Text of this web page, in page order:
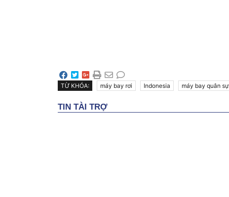
TỪ KHÓA: máy bay rơi Indonesia máy bay quân sự